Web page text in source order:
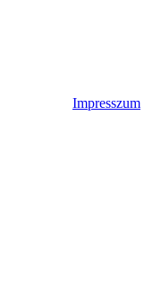
Impresszum